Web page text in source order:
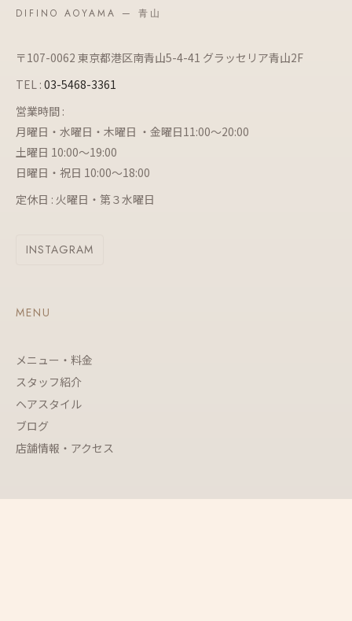
DIFINO AOYAMA — 青山
〒107-0062 東京都港区南青山5-4-41 グラッセリア青山2F
TEL : 03-5468-3361
営業時間 :
月曜日・水曜日・木曜日 ・金曜日11:00～20:00
土曜日 10:00～19:00
日曜日・祝日 10:00～18:00
定休日 : 火曜日・第３水曜日
INSTAGRAM
MENU
メニュー・料金
スタッフ紹介
ヘアスタイル
ブログ
店舗情報・アクセス